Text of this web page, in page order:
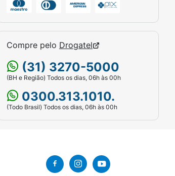
Compre pelo Drogatel
(31) 3270-5000
(BH e Região) Todos os dias, 06h às 00h
0300.313.1010.
(Todo Brasil) Todos os dias, 06h às 00h